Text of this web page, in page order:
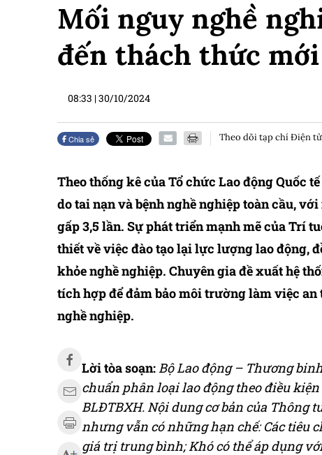
Mối nguy nghề
đến thách thức mới
08:33 |30/10/2024
Chia sẻ Theo dõi tạp chí Điện
Theo thống kê của Tổ chức Lao động Quốc
do tai nạn và bệnh nghề nghiệp toàn cầu,
gấp 3,5 lần. Sự phát triển mạnh mẽ của Trí
thiết về việc đào tạo lại lực lượng lao động,
khỏe nghề nghiệp. Chuyên gia đề xuất hệ
tích hợp để đảm bảo môi trường làm việc
nghề nghiệp.
Lời tòa soạn:Bộ Lao động – Thương
chuẩn phân loại lao động theo điều
BLĐTBXH. Nội dung cơ bản của Thông
nhưng vẫn có những hạn chế: Các tiêu
giá trị trung bình; Khó có thể áp dụng